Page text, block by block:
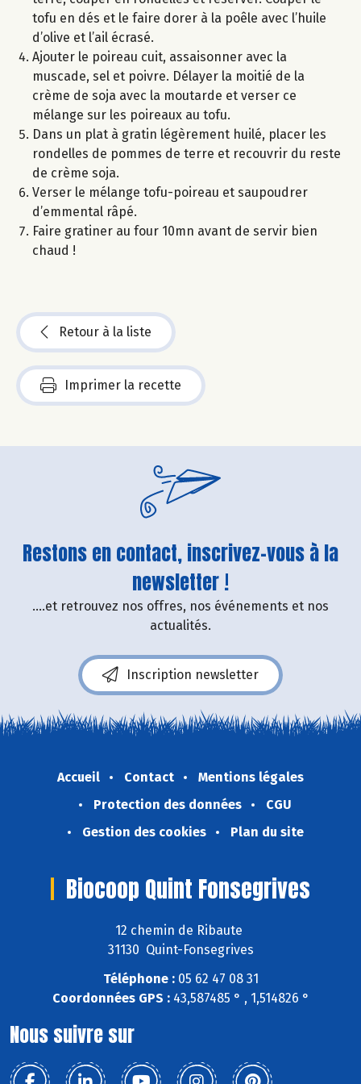
tofu en dés et le faire dorer à la poêle avec l’huile
d’olive et l’ail écrasé.
Ajouter le poireau cuit, assaisonner avec la
muscade, sel et poivre. Délayer la moitié de la
crème de soja avec la moutarde et verser ce
mélange sur les poireaux au tofu.
Dans un plat à gratin légèrement huilé, placer les
rondelles de pommes de terre et recouvrir du reste
de crème soja.
Verser le mélange tofu-poireau et saupoudrer
d’emmental râpé.
Faire gratiner au four 10mn avant de servir bien
chaud !
Retour à la liste
Imprimer la recette
Restons en contact, inscrivez-vous à la
newsletter !
....et retrouvez nos offres, nos événements et nos
actualités.
Inscription newsletter
Accueil Contact
Mentions légales
Protection des données
CGU
Gestion des cookies
Plan du site
Biocoop Quint Fonsegrives
12 chemin de Ribaute
31130 Quint-Fonsegrives
Téléphone :05 62 47 08 31
Coordonnées GPS :43,587485 ° , 1,514826 °
Nous suivre sur